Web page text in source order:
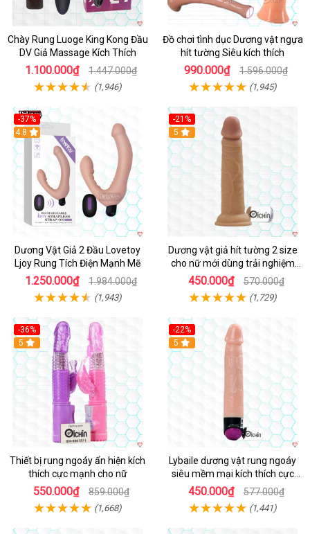
Chày Rung Luoge King Kong Đầu
DV Giả Massage Kích Thích
1.100.000₫ 1.447.000₫
(1,946)
Đồ chơi tình dục Dương vật ngựa
hít tường Siêu kích thích
990.000₫ 1.596.000₫
(1,945)
-37%
Hot
4.8
Dương Vật Giả 2 Đầu Lovetoy
Ljoy Rung Tích Điện Mạnh Mẽ
1.250.000₫ 1.984.000₫
(1,943)
-21%
Hot
5
Dương vật giả hít tường 2 size
cho nữ mới dùng trải nghiệm
thật
450.000₫ 570.000₫
(1,729)
-36%
Hot
5
Thiết bị rung ngoáy ẩn hiện kích
thích cực mạnh cho nữ
550.000₫ 859.000₫
(1,668)
-22%
Hot
5
Lybaile dương vật rung ngoáy
siêu mềm mại kích thích cực
mạnh
450.000₫ 577.000₫
(1,441)